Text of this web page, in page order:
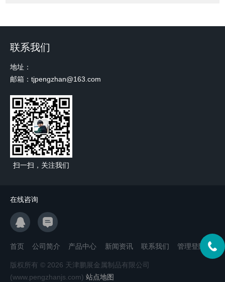
联系我们
地址：
邮箱：tjpengzhan@163.com
扫一扫，关注我们
在线咨询
首页 公司简介 产品中心 新闻资讯 联系我们 管理登陆
版权所有 © 2026 天津鹏展金属制品有限公司
(www.pengzhanjs.com) 站点地图